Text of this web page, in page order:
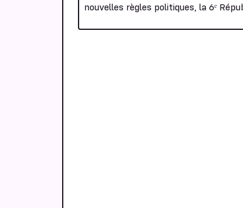
nouvelles règles politiques, la 6ᵉ